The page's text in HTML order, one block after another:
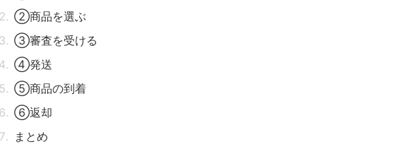
②商品を選ぶ
③審査を受ける
④発送
⑤商品の到着
⑥返却
まとめ